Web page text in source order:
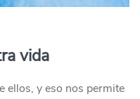
vida
ellos, y eso nos permite